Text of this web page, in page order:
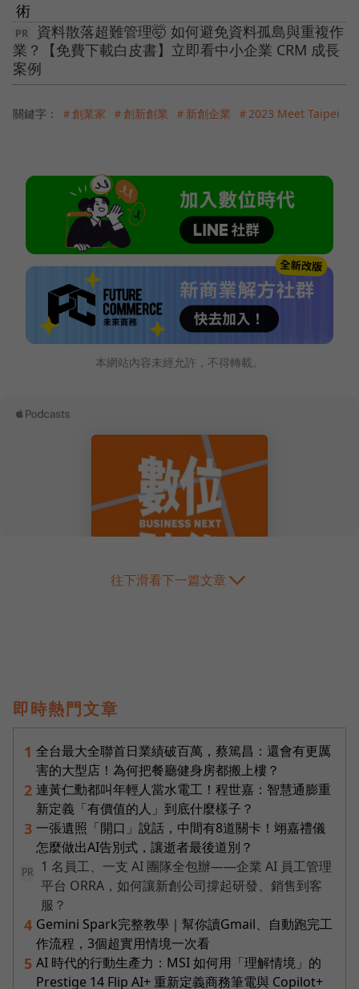
術
資料散落超難管理🤯 如何避免資料孤島與重複作
業？【免費下載白皮書】立即看中小企業 CRM 成長
案例
關鍵字： ＃創業家 ＃創新創業 ＃新創企業 ＃2023 Meet Taipei
本網站內容未經允許，不得轉載。
往下滑看下一篇文章
即時熱門文章
1 全台最大全聯首日業績破百萬，蔡篤昌：還會有更厲
害的大型店！為何把餐廳健身房都搬上樓？
2 連黃仁勳都叫年輕人當水電工！程世嘉：智慧通膨重
新定義「有價值的人」到底什麼樣子？
3 一張遺照「開口」說話，中間有8道關卡！翊嘉禮儀
怎麼做出AI告別式，讓逝者最後道別？
PR
1 名員工、一支 AI 團隊全包辦——企業 AI 員工管理
平台 ORRA，如何讓新創公司撐起研發、銷售到客
服？
4 Gemini Spark完整教學｜幫你讀Gmail、自動跑完工
作流程，3個超實用情境一次看
5 AI 時代的行動生產力：MSI 如何用「理解情境」的
Prestige 14 Flip AI+ 重新定義商務筆電與 Copilot+